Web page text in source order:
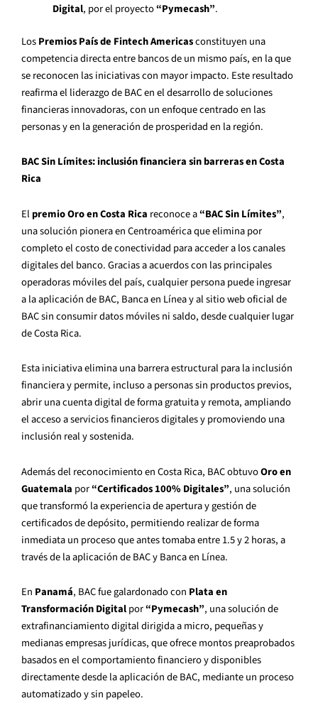
Digital, por el proyecto“Pymecash”.
LosPremios País de Fintech Americasconstituyen una
competencia directa entre bancos de un mismo país, en la que
se reconocen las iniciativas con mayor impacto. Este resultado
reafirma el liderazgo de BAC en el desarrollo de soluciones
financieras innovadoras, con un enfoque centrado en las
personas y en la generación de prosperidad en la región.
BAC Sin Límites: inclusión financiera sin barreras en Costa
Rica
El premio Oro en Costa Rica reconoce a“BAC Sin Límites”,
una solución pionera en Centroamérica que elimina por
completo el costo de conectividad para acceder a los canales
digitales del banco. Gracias a acuerdos con las principales
operadoras móviles del país, cualquier persona puede ingresar
a la aplicación de BAC, Banca en Línea y al sitio web oficial de
BAC sin consumir datos móviles ni saldo, desde cualquier lugar
de Costa Rica.
Esta iniciativa elimina una barrera estructural para la inclusión
financiera y permite, incluso a personas sin productos previos,
abrir una cuenta digital de forma gratuita y remota, ampliando
el acceso a servicios financieros digitales y promoviendo una
inclusión real y sostenida.
Además del reconocimiento en Costa Rica, BAC obtuvoOro en
Guatemala por“Certificados 100% Digitales”, una solución
que transformó la experiencia de apertura y gestión de
certificados de depósito, permitiendo realizar de forma
inmediata un proceso que antes tomaba entre 1.5 y 2 horas, a
través de la aplicación de BAC y Banca en Línea.
En Panamá, BAC fue galardonado con Plata en
Transformación Digitalpor“Pymecash”, una solución de
extrafinanciamiento digital dirigida a micro, pequeñas y
medianas empresas jurídicas, que ofrece montos preaprobados
basados en el comportamiento financiero y disponibles
directamente desde la aplicación de BAC, mediante un proceso
automatizado y sin papeleo.